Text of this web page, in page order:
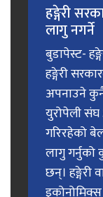
हङ्गेरी
लागु नगर्ने
बुडापेस्ट-
हङ्गेरी
अपनाउने
युरोपेली
गरिरहेको
लागु
छन्। हङ्गेरी